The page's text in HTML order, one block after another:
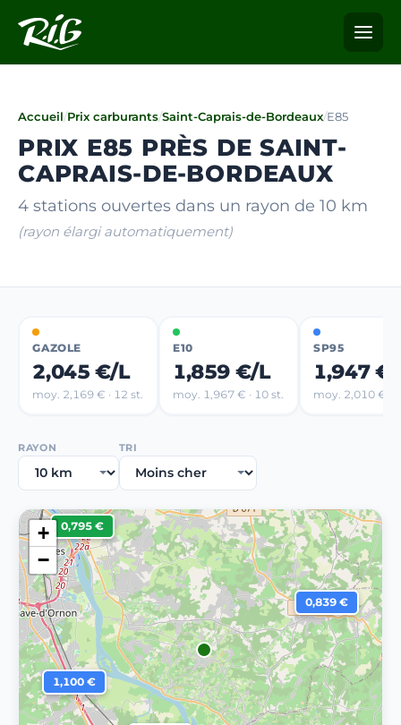
Accueil/Prix carburants/Saint-Caprais-de-Bordeaux/E85
PRIX E85 PRÈS DE SAINT-
CAPRAIS-DE-BORDEAUX
4 stations ouvertes dans un rayon de 10 km
(rayon élargi automatiquement)
GAZOLE
2,045 €/L
moy. 2,169 € · 12 st.
E10
1,859 €/L
moy. 1,967 € · 10 st.
SP95
1,947
moy. 2,010 € ·
RAYON TRI
0,795 €
0,839 €
1,100 €
+
−